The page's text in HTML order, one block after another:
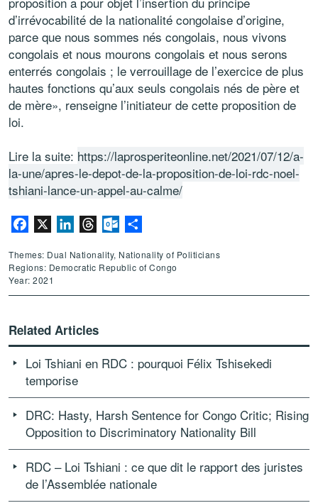
d’irrévocabilité de la nationalité congolaise d’origine,
parce que nous sommes nés congolais, nous vivons
congolais et nous mourons congolais et nous serons
enterrés congolais ; le verrouillage de l’exercice de plus
hautes fonctions qu’aux seuls congolais nés de père et
de mère», renseigne l’initiateur de cette proposition de
loi.
Lire la suite: https://laprosperiteonline.net/2021/07/12/a-
la-une/apres-le-depot-de-la-proposition-de-loi-rdc-noel-
tshiani-lance-un-appel-au-calme/
Facebook LinkedInThreadsOutlook.com
Themes: Dual Nationality, Nationality of Politicians
Regions: Democratic Republic of Congo
Year: 2021
Related Articles
Loi Tshiani en RDC : pourquoi Félix Tshisekedi
temporise
DRC: Hasty, Harsh Sentence for Congo Critic; Rising
Opposition to Discriminatory Nationality Bill
RDC – Loi Tshiani : ce que dit le rapport des juristes
de l’Assemblée nationale